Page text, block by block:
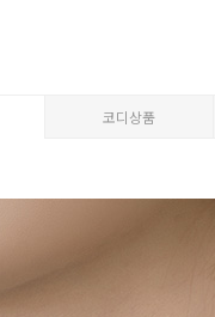
코디상품